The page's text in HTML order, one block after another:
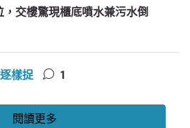
交樓驚現櫃底噴水兼污水倒
樣捉 1
閱讀更多